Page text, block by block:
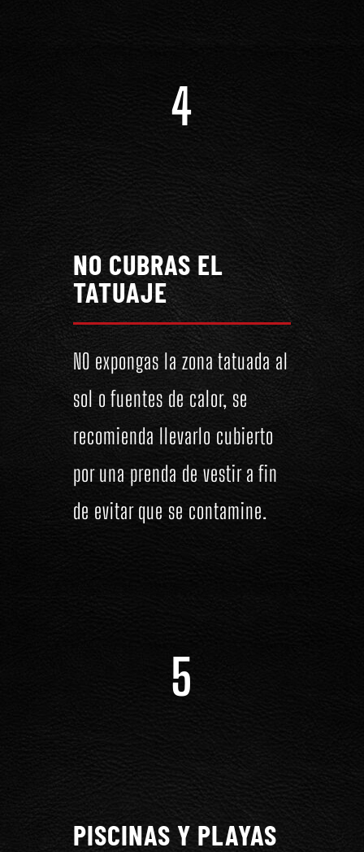
4
NO CUBRAS EL
TATUAJE
NO expongas la zona tatuada al
sol o fuentes de calor, se
recomienda llevarlo cubierto
por una prenda de vestir a fin
de evitar que se contamine.
5
PISCINAS Y PLAYAS